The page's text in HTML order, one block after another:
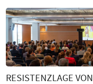
RESISTENZLAGE